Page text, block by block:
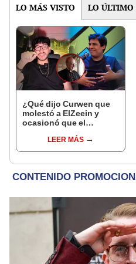
LO MÁS VISTO LO ÚLTIMO
¿Qué dijo Curwen que
molestó a ElZeein y
ocasionó que el
un proceso penal?: "Lo
de difamación se lo está
LEER MÁS